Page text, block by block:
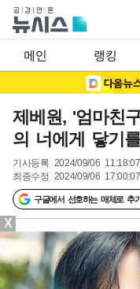
메인 랭킹
제베원, '엄마친
의 너에게 닿기
기사등록 2024/09/06 11:18:07
최종수정 2024/09/06 17:00:07
구글에서 선호하는 매체로 추
X